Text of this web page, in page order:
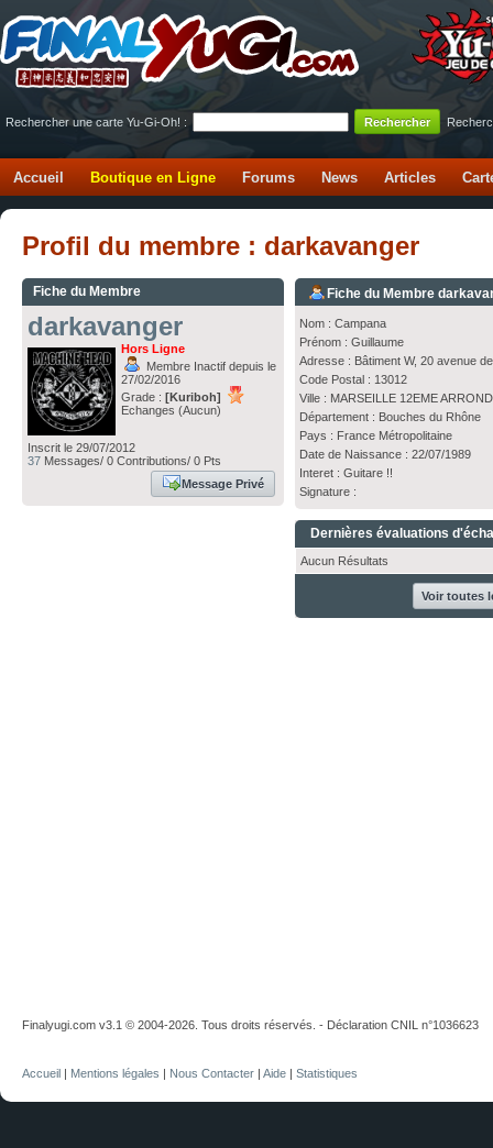
Rechercher une carte Yu-Gi-Oh! :
Accueil Boutique en Ligne Forums News Articles
Profil du membre : darkavanger
Fiche du Membre
darkavanger
Hors Ligne
Membre Inactif depuis le
27/02/2016
Grade : [Kuriboh]
Echanges (Aucun)
Inscrit le 29/07/2012
37 Messages/ 0 Contributions/ 0 Pts
Message Privé
Fiche du Membre
Nom : Campana
Prénom : Guillaume
Adresse : Bâtiment W, 20 avenue
Code Postal : 13012
Ville : MARSEILLE 12EME
Département : Bouches du Rhône
Pays : France Métropolitaine
Date de Naissance : 22/07/1989
Interet : Guitare !!
Signature :
Dernières évaluations
Aucun Résultats
Voir toutes
Finalyugi.com v3.1 © 2004-2026. Tous droits réservés. - Déclaration CNIL n°1036623
Accueil | Mentions légales | Nous Contacter | Aide | Statistiques